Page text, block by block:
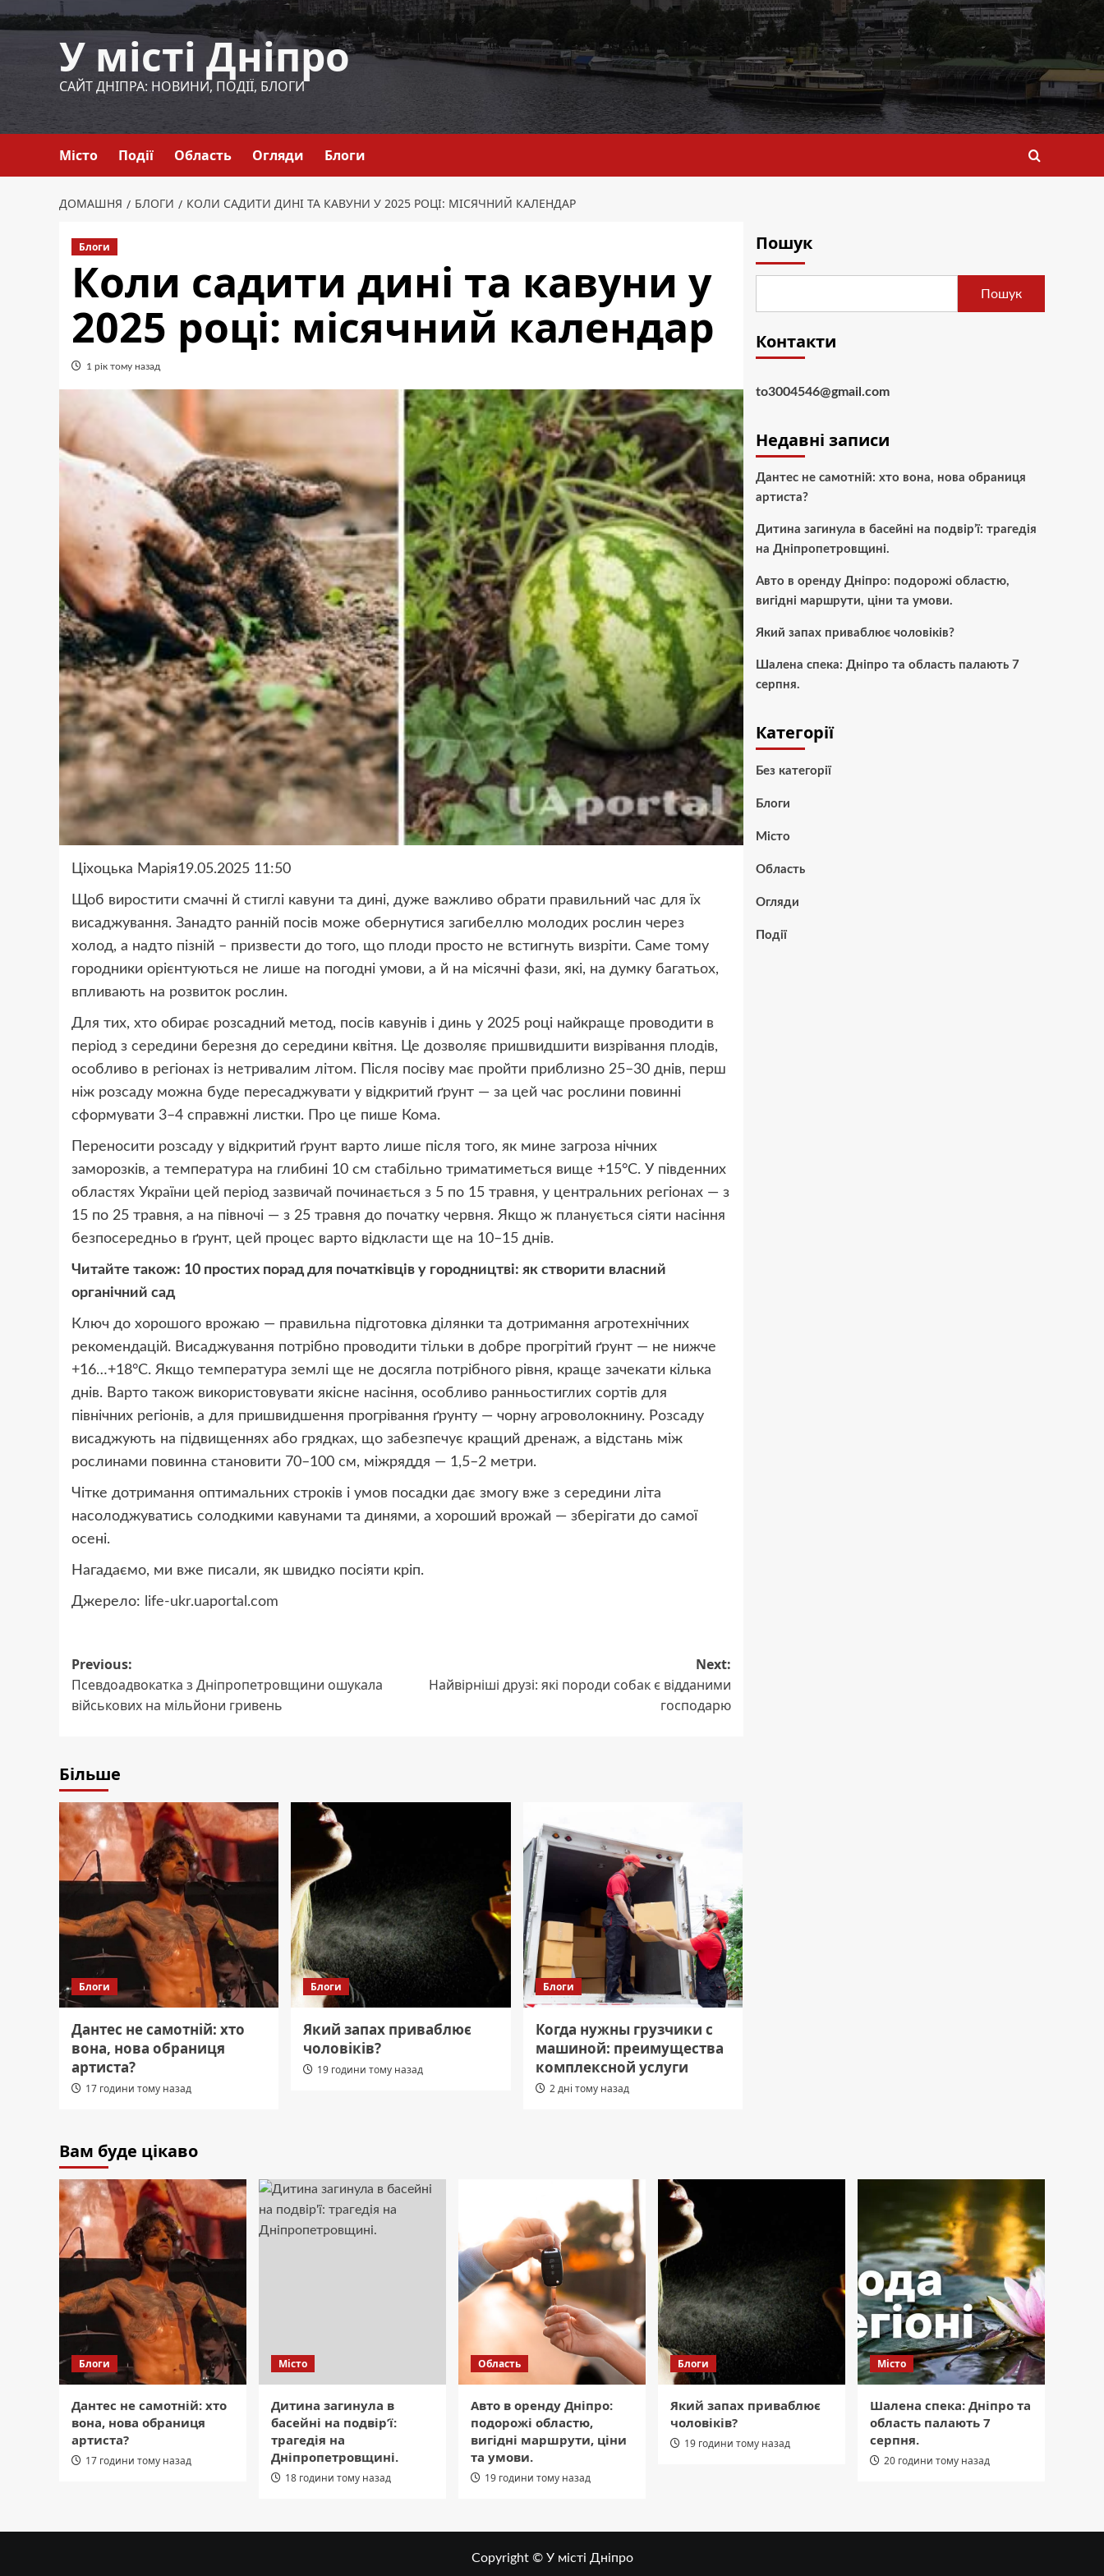
до
У місті Дніпро
САЙТ ДНІПРА: НОВИНИ, ПОДІЇ, БЛОГИ
Місто Події Область Огляди Блоги
ДОМАШНЯ БЛОГИ КОЛИ САДИТИ ДИНІ ТА КАВУНИ У 2025 РОЦІ: МІСЯЧНИЙ КАЛЕНДАР
Блоги
Коли садити дині та кавуни у
2025 році: місячний календар
1 рік тому назад
Ціхоцька Марія19.05.2025 11:50
Щоб виростити смачні й стиглі кавуни та дині, дуже важливо обрати правильний час для їх
висаджування. Занадто ранній посів може обернутися загибеллю молодих рослин через
холод, а надто пізній – призвести до того, що плоди просто не встигнуть визріти. Саме тому
городники орієнтуються не лише на погодні умови, а й на місячні фази, які, на думку багатьох,
впливають на розвиток рослин.
Для тих, хто обирає розсадний метод, посів кавунів і динь у 2025 році найкраще проводити в
період з середини березня до середини квітня. Це дозволяє пришвидшити визрівання плодів,
особливо в регіонах із нетривалим літом. Після посіву має пройти приблизно 25–30 днів, перш
ніж розсаду можна буде пересаджувати у відкритий ґрунт — за цей час рослини повинні
сформувати 3–4 справжні листки. Про це пише Кома.
Переносити розсаду у відкритий ґрунт варто лише після того, як мине загроза нічних
заморозків, а температура на глибині 10 см стабільно триматиметься вище +15°C. У південних
областях України цей період зазвичай починається з 5 по 15 травня, у центральних регіонах — з
15 по 25 травня, а на півночі — з 25 травня до початку червня. Якщо ж планується сіяти насіння
безпосередньо в ґрунт, цей процес варто відкласти ще на 10–15 днів.
Читайте також: 10 простих порад для початківців у городництві: як створити власний
органічний сад
Ключ до хорошого врожаю — правильна підготовка ділянки та дотримання агротехнічних
рекомендацій. Висаджування потрібно проводити тільки в добре прогрітий ґрунт — не нижче
+16…+18°C. Якщо температура землі ще не досягла потрібного рівня, краще зачекати кілька
днів. Варто також використовувати якісне насіння, особливо ранньостиглих сортів для
північних регіонів, а для пришвидшення прогрівання ґрунту — чорну агроволокнину. Розсаду
висаджують на підвищеннях або грядках, що забезпечує кращий дренаж, а відстань між
рослинами повинна становити 70–100 см, міжряддя — 1,5–2 метри.
Чітке дотримання оптимальних строків і умов посадки дає змогу вже з середини літа
насолоджуватись солодкими кавунами та динями, а хороший врожай — зберігати до самої
осені.
Нагадаємо, ми вже писали, як швидко посіяти кріп.
Джерело: life-ukr.uaportal.com
Post
navigation
Previous:
Псевдоадвокатка з Дніпропетровщини ошукала
військових на мільйони гривень
Next:
Найвірніші друзі: які породи собак є відданими
господарю
Більше
Блоги
Дантес не самотній: хто
вона, нова обраниця
артиста?
17 години тому назад
Блоги
Який запах приваблює
чоловіків?
19 години тому назад
Блоги
Когда нужны грузчики с
машиной: преимущества
комплексной услуги
2 дні тому назад
Пошук
Пошук
Контакти
to3004546@gmail.com
Недавні записи
Дантес не самотній: хто вона, нова обраниця
артиста?
Дитина загинула в басейні на подвір’ї: трагедія
на Дніпропетровщині.
Авто в оренду Дніпро: подорожі областю,
вигідні маршрути, ціни та умови.
Який запах приваблює чоловіків?
Шалена спека: Дніпро та область палають 7
серпня.
Категорії
Без категорії
Блоги
Місто
Область
Огляди
Події
Вам буде цікаво
Блоги
Дантес не самотній: хто
вона, нова обраниця
артиста?
17 години тому назад
Місто
Дитина загинула в
басейні на подвір’ї:
трагедія на
Дніпропетровщині.
18 години тому назад
Область
Авто в оренду Дніпро:
подорожі областю,
вигідні маршрути, ціни
та умови.
19 години тому назад
Блоги
Який запах приваблює
чоловіків?
19 години тому назад
Місто
Шалена спека: Дніпро та
область палають 7
серпня.
20 години тому назад
Copyright © У місті Дніпро